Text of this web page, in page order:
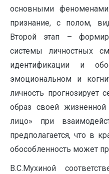
основными
признание, с полом,
Второй этап –
системы личностных
идентификации и
эмоциональном и
личность
образ своей жизненной
лицо» при
предполагается, что в
обособленность может
В.С.Мухиной